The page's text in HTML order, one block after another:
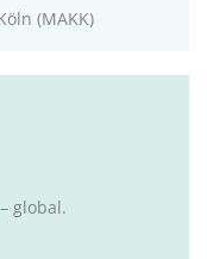
(MAKK)
global.